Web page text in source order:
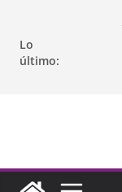
contenido
Lo
último: